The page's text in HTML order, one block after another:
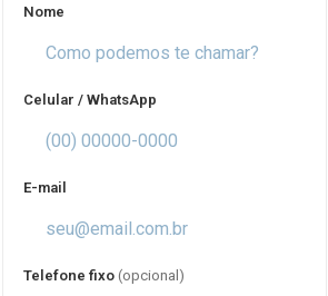
Nome
Celular / WhatsApp
E-mail
Telefone fixo (opcional)